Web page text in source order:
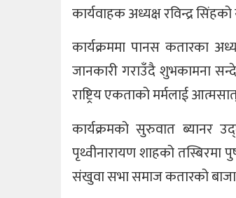
कार्यवाहक अध्यक्ष रविन्द्र
कार्यक्रममा पानस कतारका
जानकारी गराउँदै शुभकामना
राष्ट्रिय एकताको मर्मलाई
कार्यक्रमको सुरुवात ब्यानर
पृथ्वीनारायण शाहको तस्बिरमा
संखुवा सभा समाज कतारको